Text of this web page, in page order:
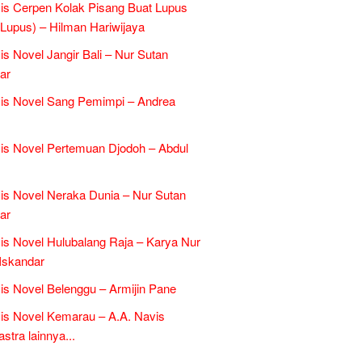
Cerpen Kolak Pisang Buat Lupus
– Hilman Hariwijaya
Novel Jangir Bali – Nur Sutan
Novel Sang Pemimpi – Andrea
Novel Pertemuan Djodoh – Abdul
Novel Neraka Dunia – Nur Sutan
Novel Hulubalang Raja – Karya Nur
Novel Belenggu – Armijin Pane
Novel Kemarau – A.A. Navis
lainnya...